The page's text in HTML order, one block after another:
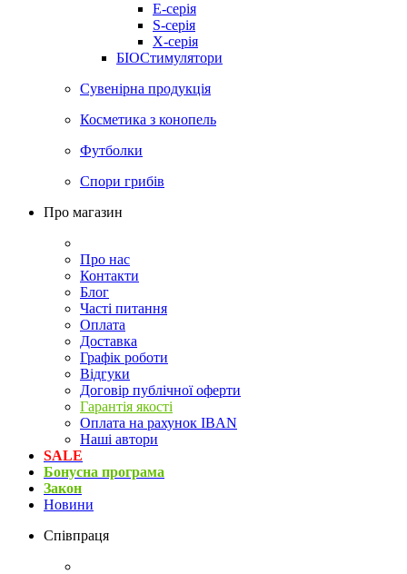
E-серія
S-серія
X-серія
БІОСтимулятори
Сувенірна продукція
Косметика з конопель
Футболки
Спори грибів
Про магазин
Про нас
Контакти
Блог
Часті питання
Оплата
Доставка
Графік роботи
Відгуки
Договір публічної оферти
Гарантія якості
Оплата на рахунок IBAN
Наші автори
SALE
Бонусна програма
Закон
Новини
Співпраця